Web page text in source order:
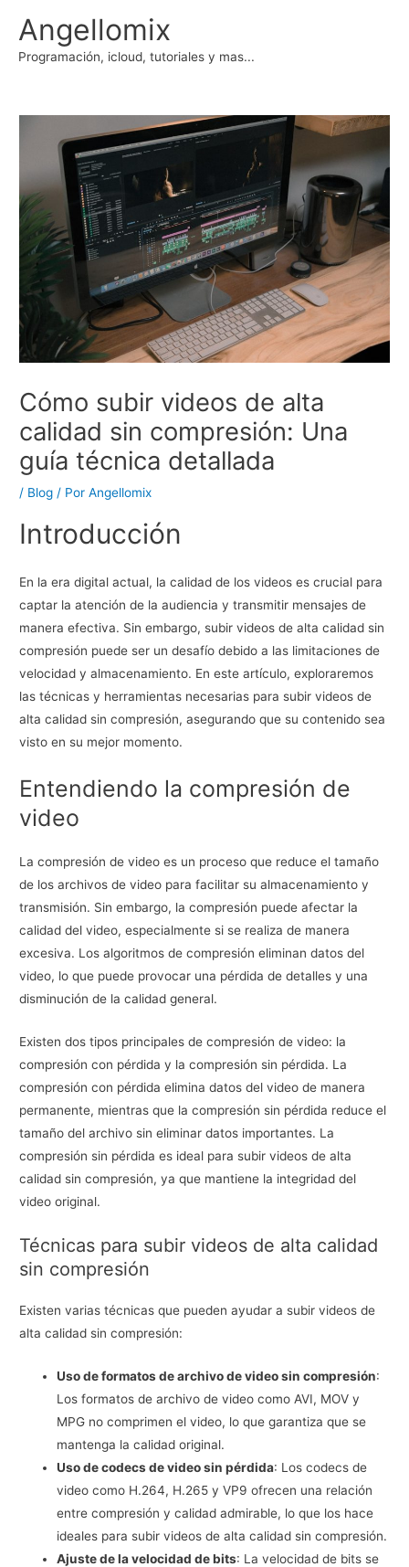
contenido
Angellomix
Programación, icloud, tutoriales y mas...
Cómo subir videos de alta
calidad sin compresión: Una
guía técnica detallada
/ Blog / PorAngellomix
Introducción
En la era digital actual, la calidad de los videos es crucial para
captar la atención de la audiencia y transmitir mensajes de
manera efectiva. Sin embargo, subir videos de alta calidad sin
compresión puede ser un desafío debido a las limitaciones de
velocidad y almacenamiento. En este artículo, exploraremos
las técnicas y herramientas necesarias para subir videos de
alta calidad sin compresión, asegurando que su contenido sea
visto en su mejor momento.
Entendiendo la compresión de
video
La compresión de video es un proceso que reduce el tamaño
de los archivos de video para facilitar su almacenamiento y
transmisión. Sin embargo, la compresión puede afectar la
calidad del video, especialmente si se realiza de manera
excesiva. Los algoritmos de compresión eliminan datos del
video, lo que puede provocar una pérdida de detalles y una
disminución de la calidad general.
Existen dos tipos principales de compresión de video: la
compresión con pérdida y la compresión sin pérdida. La
compresión con pérdida elimina datos del video de manera
permanente, mientras que la compresión sin pérdida reduce el
tamaño del archivo sin eliminar datos importantes. La
compresión sin pérdida es ideal para subir videos de alta
calidad sin compresión, ya que mantiene la integridad del
video original.
Técnicas para subir videos de alta calidad
sin compresión
Existen varias técnicas que pueden ayudar a subir videos de
alta calidad sin compresión:
Uso de formatos de archivo de video sin compresión:
Los formatos de archivo de video como AVI, MOV y
MPG no comprimen el video, lo que garantiza que se
mantenga la calidad original.
Uso de codecs de video sin pérdida: Los codecs de
video como H.264, H.265 y VP9 ofrecen una relación
entre compresión y calidad admirable, lo que los hace
ideales para subir videos de alta calidad sin compresión.
Ajuste de la velocidad de bits: La velocidad de bits se